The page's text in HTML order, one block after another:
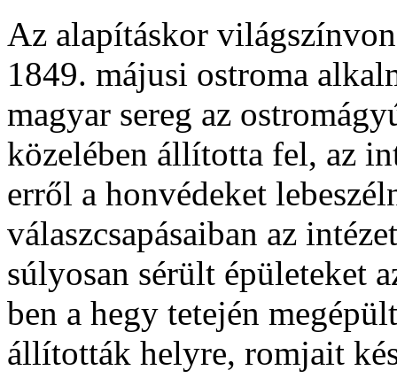
Az alapításkor
1849. májusi ostroma
magyar sereg az
közelében állította fel, az
erről a honvédeket
válaszcsapásaiban az
súlyosan sérült épületeket
ben a hegy tetején
állították helyre, romjait